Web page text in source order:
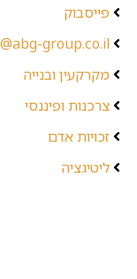
פייסבוק
group.co.il
מקרקעין ובנייה
צרכנות ופיננסי
זכויות אדם
ליטיגציה